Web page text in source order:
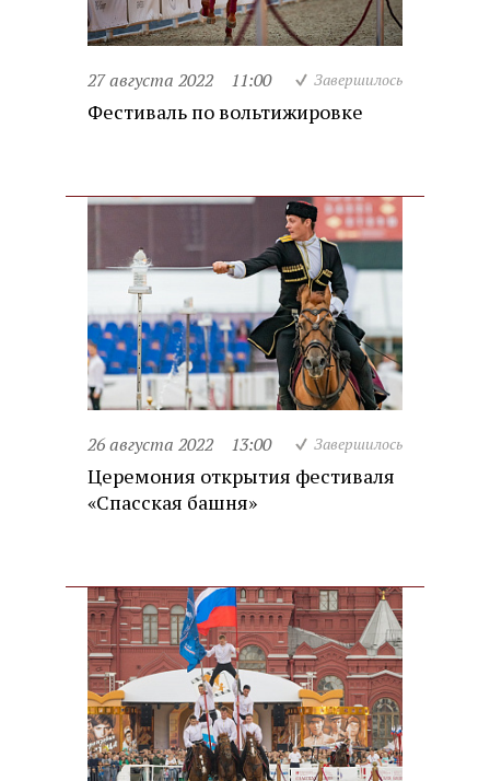
27 августа 2022 11:00 Завершилось
Фестиваль по вольтижировке
26 августа 2022 13:00 Завершилось
Церемония открытия фестиваля
«Спасская башня»